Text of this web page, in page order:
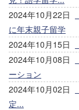
2024年10月22日
に年末親子留学
2024年10月15日
2024年10月08日
ーション
2024年10月02日
定...